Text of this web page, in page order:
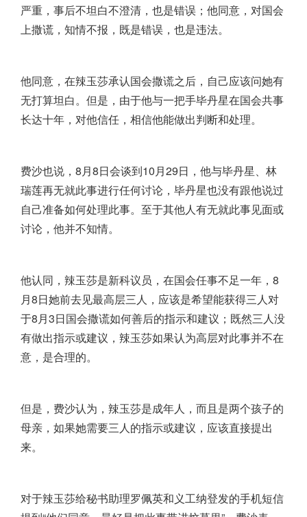
严重，事后不坦白不澄清，也是错误；他同意，对国会
上撒谎，知情不报，既是错误，也是违法。
他同意，在辣玉莎承认国会撒谎之后，自己应该问她有
无打算坦白。但是，由于他与一把手毕丹星在国会共事
长达十年，对他信任，相信他能做出判断和处理。
费沙也说，8月8日会谈到10月29日，他与毕丹星、林
瑞莲再无就此事进行任何讨论，毕丹星也没有跟他说过
自己准备如何处理此事。至于其他人有无就此事见面或
讨论，他并不知情。
他认同，辣玉莎是新科议员，在国会任事不足一年，8
月8日她前去见最高层三人，应该是希望能获得三人对
于8月3日国会撒谎如何善后的指示和建议；既然三人没
有做出指示或建议，辣玉莎如果认为高层对此事并不在
意，是合理的。
但是，费沙认为，辣玉莎是成年人，而且是两个孩子的
母亲，如果她需要三人的指示或建议，应该直接提出
来。
对于辣玉莎给秘书助理罗佩英和义工纳登发的手机短信